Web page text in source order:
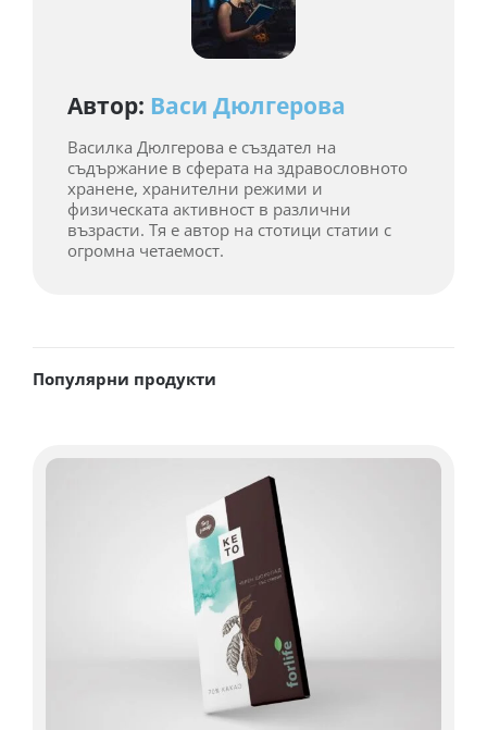
Популярни продукти
Автор: Васи Дюлгерова
Василка Дюлгерова е създател на
съдържание в сферата на здравословното
хранене, хранителни режими и
физическата активност в различни
възрасти. Тя е автор на стотици статии с
огромна четаемост.